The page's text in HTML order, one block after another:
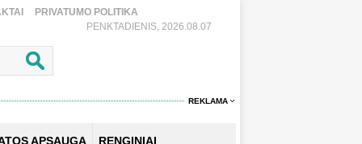
PRIVATUMO POLITIKA
PENKTADIENIS, 2026.08.07
REKLAMA
APSAUGA RENGINIAI